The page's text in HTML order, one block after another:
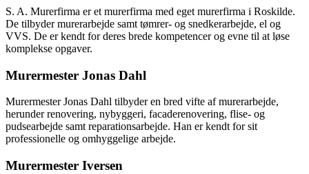
S. A. Murerfirma er et murerfirma med eget murerfirma i Roskilde.
De tilbyder murerarbejde samt tømrer- og snedkerarbejde, el og
VVS. De er kendt for deres brede kompetencer og evne til at løse
komplekse opgaver.
Murermester Jonas Dahl
Murermester Jonas Dahl tilbyder en bred vifte af murerarbejde,
herunder renovering, nybyggeri, facaderenovering, flise- og
pudsearbejde samt reparationsarbejde. Han er kendt for sit
professionelle og omhyggelige arbejde.
Murermester Iversen